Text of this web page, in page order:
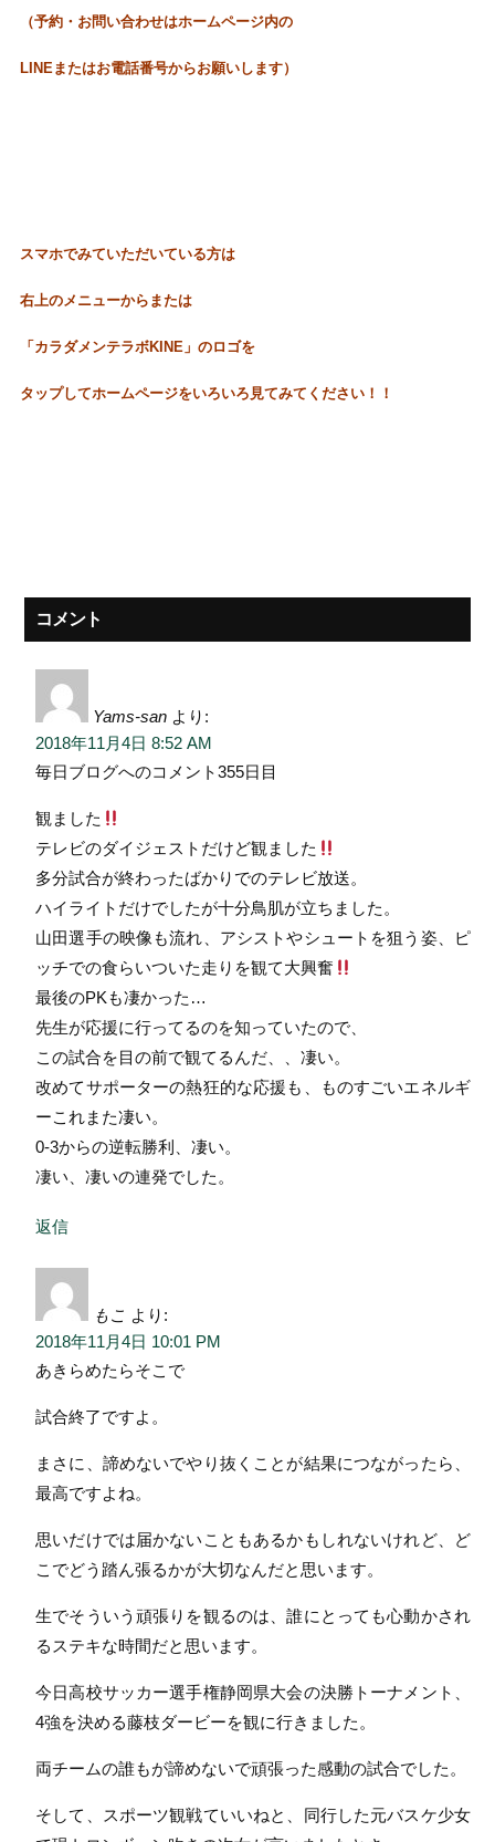
（予約・お問い合わせはホームページ内の
LINEまたはお電話番号からお願いします）
スマホでみていただいている方は
右上のメニューからまたは
「カラダメンテラボKINE」のロゴを
タップしてホームページをいろいろ見てみてください！！
コメント
Yams-san より:
2018年11月4日 8:52 AM
毎日ブログへのコメント355日目
観ました
テレビのダイジェストだけど観ました
多分試合が終わったばかりでのテレビ放送。
ハイライトだけでしたが十分鳥肌が立ちました。
山田選手の映像も流れ、アシストやシュートを狙う姿、ピ
ッチでの食らいついた走りを観て大興奮
最後のPKも凄かった…
先生が応援に行ってるのを知っていたので、
この試合を目の前で観てるんだ、、凄い。
改めてサポーターの熱狂的な応援も、ものすごいエネルギ
ーこれまた凄い。
0-3からの逆転勝利、凄い。
凄い、凄いの連発でした。
返信
もこ より:
2018年11月4日 10:01 PM
あきらめたらそこで
試合終了ですよ。
まさに、諦めないでやり抜くことが結果につながったら、
最高ですよね。
思いだけでは届かないこともあるかもしれないけれど、ど
こでどう踏ん張るかが大切なんだと思います。
生でそういう頑張りを観るのは、誰にとっても心動かされ
るステキな時間だと思います。
今日高校サッカー選手権静岡県大会の決勝トーナメント、
4強を決める藤枝ダービーを観に行きました。
両チームの誰もが諦めないで頑張った感動の試合でした。
そして、スポーツ観戦ていいねと、同行した元バスケ少女